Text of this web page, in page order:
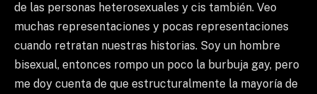
de las personas heterosexuales y cis también. Veo
muchas representaciones y pocas representaciones
cuando retratan nuestras historias. Soy un hombre
bisexual, entonces rompo un poco la burbuja gay, pero
me doy cuenta de que estructuralmente la mayoría de